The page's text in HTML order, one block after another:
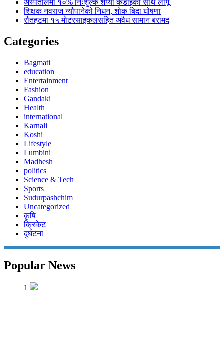
अस्पतालमा १०% निःशुल्क शय्या कडाइका साथ लागू
शिक्षक नवराज न्यौपानेको निधन, शोक बिदा घोषणा
रौतहटमा १५ मोटरसाइकलसहित अवैध सामान बरामद
Categories
Bagmati
education
Entertainment
Fashion
Gandaki
Health
international
Karnali
Koshi
Lifestyle
Lumbini
Madhesh
politics
Science & Tech
Sports
Sudurpashchim
Uncategorized
कृषि
क्रिकेट
दुर्घटना
Popular News
1